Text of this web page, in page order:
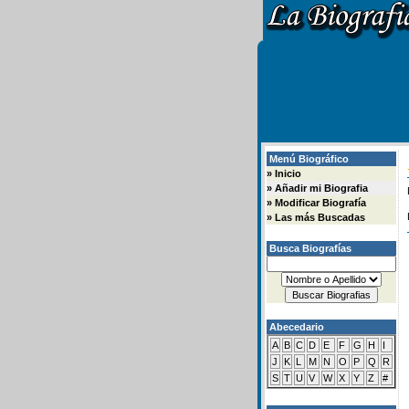
Menú Biográfico
» Inicio
» Añadir mi Biografia
» Modificar Biografía
» Las más Buscadas
Busca Biografías
Abecedario
A B C D E F G H
I
J
K L M N O P Q
R
S T U V W X Y Z #